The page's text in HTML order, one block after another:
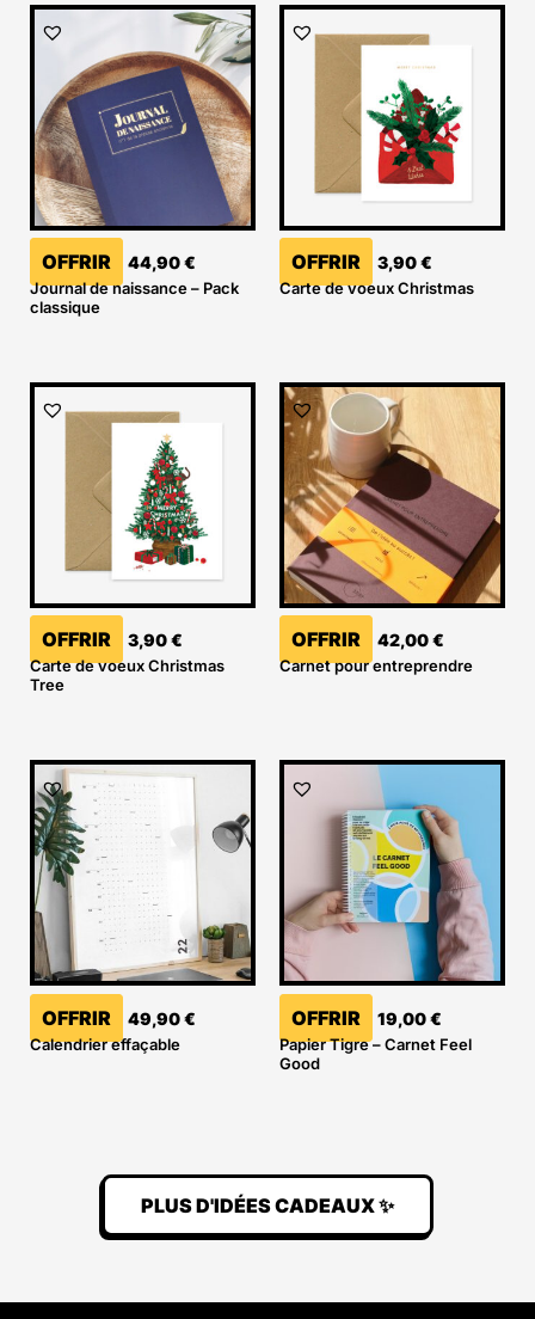
OFFRIR 44,90€
Journal de naissance – Pack
classique
OFFRIR 3,90€
Carte de voeux Christmas
OFFRIR 3,90€
Carte de voeux Christmas
Tree
OFFRIR 42,00€
Carnet pour entreprendre
OFFRIR 49,90€
Calendrier effaçable
OFFRIR 19,00€
Papier Tigre – Carnet Feel
Good
PLUS D'IDÉES CADEAUX ✨